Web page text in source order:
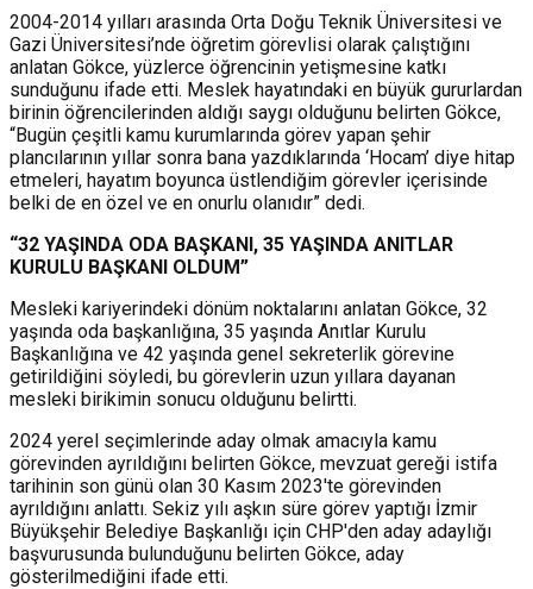
2004-2014 yılları arasında Orta Doğu Teknik Üniversitesi ve
Gazi Üniversitesi’nde öğretim görevlisi olarak çalıştığını
anlatan Gökce, yüzlerce öğrencinin yetişmesine katkı
sunduğunu ifade etti. Meslek hayatındaki en büyük gururlardan
birinin öğrencilerinden aldığı saygı olduğunu belirten Gökce,
“Bugün çeşitli kamu kurumlarında görev yapan şehir
plancılarının yıllar sonra bana yazdıklarında ‘Hocam’ diye hitap
etmeleri, hayatım boyunca üstlendiğim görevler içerisinde
belki de en özel ve en onurlu olanıdır” dedi.
“32 YAŞINDA ODA BAŞKANI, 35 YAŞINDA ANITLAR
KURULU BAŞKANI OLDUM”
Mesleki kariyerindeki dönüm noktalarını anlatan Gökce, 32
yaşında oda başkanlığına, 35 yaşında Anıtlar Kurulu
Başkanlığına ve 42 yaşında genel sekreterlik görevine
getirildiğini söyledi, bu görevlerin uzun yıllara dayanan
mesleki birikimin sonucu olduğunu belirtti.
2024 yerel seçimlerinde aday olmak amacıyla kamu
görevinden ayrıldığını belirten Gökce, mevzuat gereği istifa
tarihinin son günü olan 30 Kasım 2023'te görevinden
ayrıldığını anlattı. Sekiz yılı aşkın süre görev yaptığı İzmir
Büyükşehir Belediye Başkanlığı için CHP'den aday adaylığı
başvurusunda bulunduğunu belirten Gökce, aday
gösterilmediğini ifade etti.